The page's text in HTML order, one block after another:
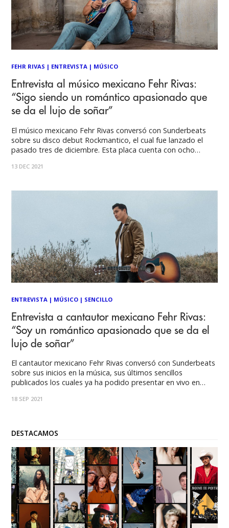
FEHR RIVAS | ENTREVISTA | MÚSICO
Entrevista al músico mexicano Fehr Rivas:
“Sigo siendo un romántico apasionado que
se da el lujo de soñar”
El músico mexicano Fehr Rivas conversó con Sunderbeats
sobre su disco debut Rockmantico, el cual fue lanzado el
pasado tres de diciembre. Esta placa cuenta con ocho
como: Beto Vargas (John Legend, Barbara Streisant y
13 DEC 2021
ENTREVISTA | MÚSICO | SENCILLO
Entrevista a cantautor mexicano Fehr Rivas:
“Soy un romántico apasionado que se da el
lujo de soñar”
El cantautor mexicano Fehr Rivas conversó con Sunderbeats
sobre sus inicios en la música, sus últimos sencillos
publicados los cuales ya ha podido presentar en vivo en
los escenarios por la pandemia. Hoy el músico que
18 SEP 2021
DESTACAMOS